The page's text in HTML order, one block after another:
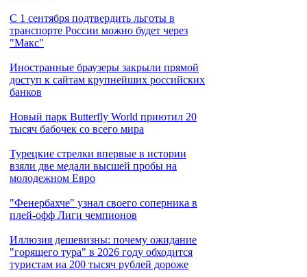
С 1 сентября подтвердить льготы в
транспорте России можно будет через
"Макс"
Иностранные браузеры закрыли прямой
доступ к сайтам крупнейших российских
банков
Новый парк Butterfly World приютил 20
тысяч бабочек со всего мира
Турецкие стрелки впервые в истории
взяли две медали высшей пробы на
молодежном Евро
"Фенербахче" узнал своего соперника в
плей-офф Лиги чемпионов
Иллюзия дешевизны: почему ожидание
"горящего тура" в 2026 году обходится
туристам на 200 тысяч рублей дороже